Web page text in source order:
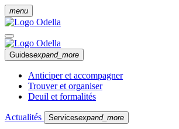
menu
Guidesexpand_more
Anticiper et accompagner
Trouver et organiser
Deuil et formalités
Actualités Servicesexpand_more